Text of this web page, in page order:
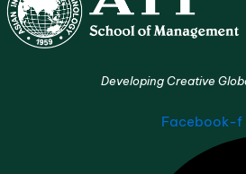
Developing Creative
Facebook-f